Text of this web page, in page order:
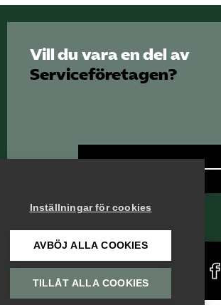
Bli medlem
Logga in på
Om webbplatsen
Beställ trycksaker
Vill du vara en del av
Serviceföretagen?
Inställningar för cookies
AVBÖJ ALLA COOKIES
TILLÅT ALLA COOKIES